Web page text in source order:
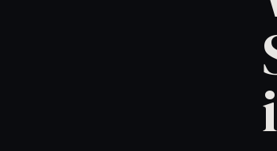
Fußballvereine: Was